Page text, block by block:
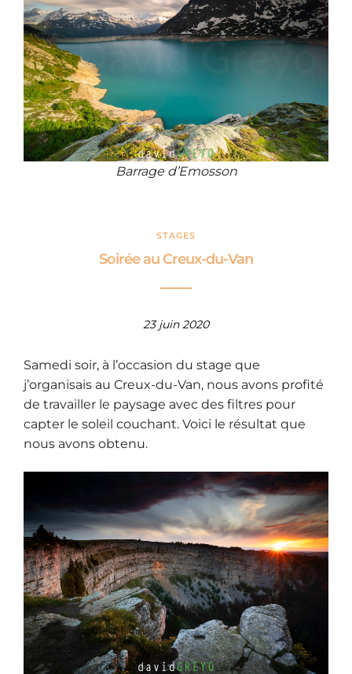
Barrage d’Emosson
STAGES
Soirée au Creux-du-Van
23 juin 2020
Samedi soir, à l’occasion du stage que
j’organisais au Creux-du-Van, nous avons profité
de travailler le paysage avec des filtres pour
capter le soleil couchant. Voici le résultat que
nous avons obtenu.